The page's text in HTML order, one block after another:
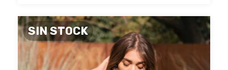
SIN STOCK